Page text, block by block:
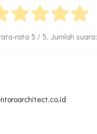
rata 5 / 5. Jumlah suara: